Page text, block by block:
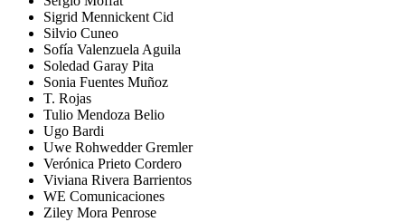
Sigrid Mennickent Cid
Silvio Cuneo
Sofía Valenzuela Aguila
Soledad Garay Pita
Sonia Fuentes Muñoz
T. Rojas
Tulio Mendoza Belio
Ugo Bardi
Uwe Rohwedder Gremler
Verónica Prieto Cordero
Viviana Rivera Barrientos
WE Comunicaciones
Ziley Mora Penrose